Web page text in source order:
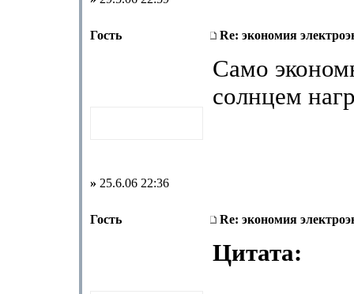
Гость Re: экономия
Само
солнцем
» 25.6.06 22:36
Гость Re: экономия
Цитата: